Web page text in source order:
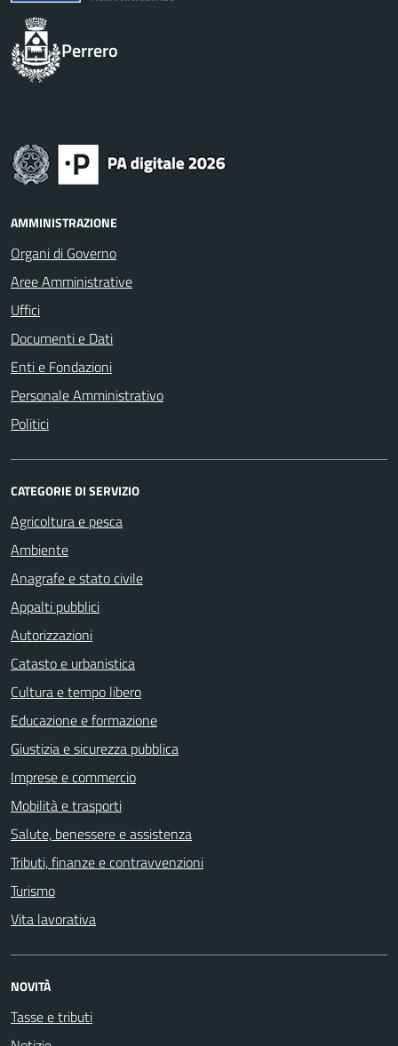
Perrero
AMMINISTRAZIONE
Organi di Governo
Aree Amministrative
Uffici
Documenti e Dati
Enti e Fondazioni
Personale Amministrativo
Politici
CATEGORIE DI SERVIZIO
Agricoltura e pesca
Ambiente
Anagrafe e stato civile
Appalti pubblici
Autorizzazioni
Catasto e urbanistica
Cultura e tempo libero
Educazione e formazione
Giustizia e sicurezza pubblica
Imprese e commercio
Mobilità e trasporti
Salute, benessere e assistenza
Tributi, finanze e contravvenzioni
Turismo
Vita lavorativa
NOVITÀ
Tasse e tributi